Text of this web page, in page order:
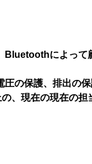
によって
の保護、排出の
、現在の現在の